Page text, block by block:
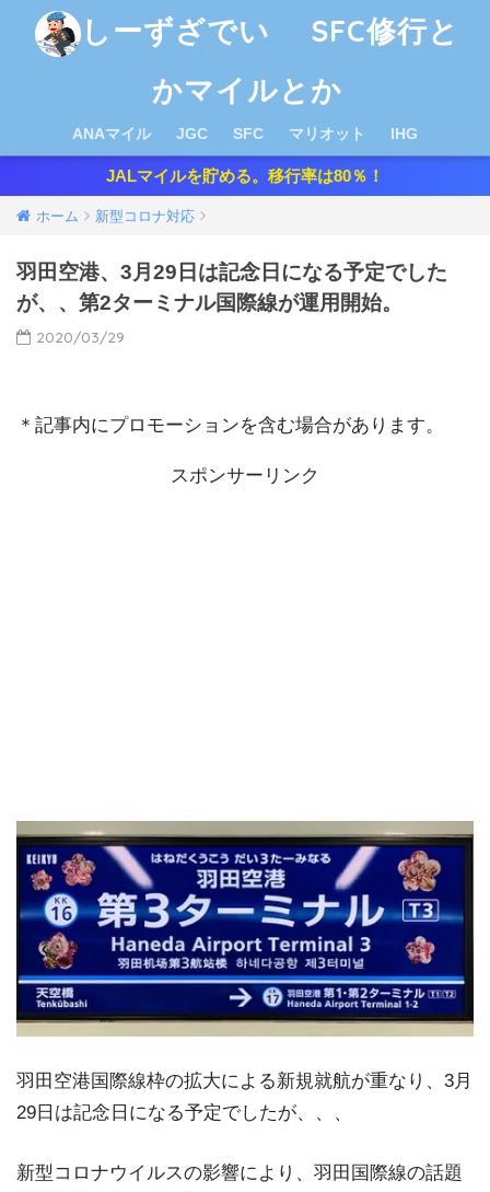
しーずざでい SFC修行と
かマイルとか
ANAマイル JGC SFC マリオット IHG
JALマイルを貯める。移行率は80％！
ホーム 新型コロナ対応
羽田空港、3月29日は記念日になる予定でした
が、、第2ターミナル国際線が運用開始。
2020/03/29
＊記事内にプロモーションを含む場合があります。
スポンサーリンク
羽田空港国際線枠の拡大による新規就航が重なり、3月
29日は記念日になる予定でしたが、、、
新型コロナウイルスの影響により、羽田国際線の話題